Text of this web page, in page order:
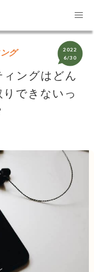
グ
ィングはどん
できないっ
2022
6/30